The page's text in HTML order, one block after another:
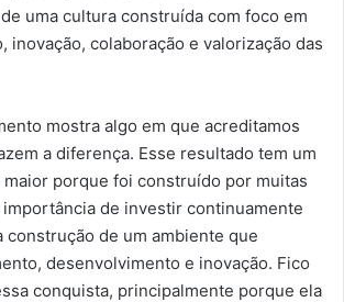
uma cultura construída com foco em
inovação, colaboração e valorização das
mostra algo em que acreditamos
a diferença. Esse resultado tem um
porque foi construído por muitas
importância de investir continuamente
construção de um ambiente que
desenvolvimento e inovação. Fico
conquista, principalmente porque ela